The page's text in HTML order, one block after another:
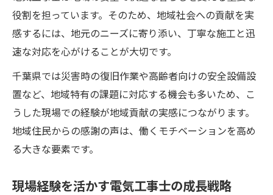
は
千葉県で電気工事士が広げる活躍の場
電気工事士が知っておきたい地域の魅力
社会貢献を実感できる電気工事士の働き方
電気工事士の可能性を広げる挑戦と工夫
長く働くための電気工事士の大切な心構え
長期的に活躍できる電気工事士の考え方
安定して働くための電気工事士の行動習慣
役割を担っています。そのため、地域社会への貢献を実
感するには、地元のニーズに寄り添い、丁寧な施工と迅
速な対応を心がけることが大切です。
千葉県では災害時の復旧作業や高齢者向けの安全設備設
置など、地域特有の課題に対応する機会も多いため、こ
うした現場での経験が地域貢献の実感につながります。
地域住民からの感謝の声は、働くモチベーションを高め
る大きな要素です。
現場経験を活かす電気工事士の成長戦略